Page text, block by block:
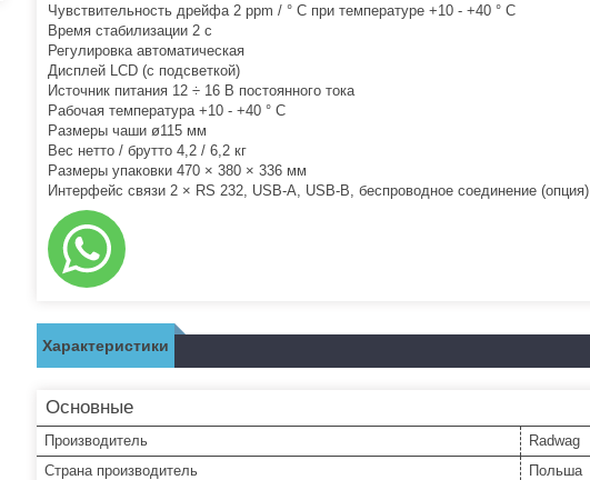
Чувствительность дрейфа 2 ppm / ° C при температуре +10 - +40 ° C
Время стабилизации 2 с
Регулировка автоматическая
Дисплей LCD (с подсветкой)
Источник питания 12 ÷ 16 В постоянного тока
Рабочая температура +10 - +40 ° C
Размеры чаши ø115 мм
Вес нетто / брутто 4,2 / 6,2 кг
Размеры упаковки 470 × 380 × 336 мм
Интерфейс связи 2 × RS 232, USB-A, USB-B, беспроводное соединение (опция)
Характеристики
Основные
Производитель
Radwag
Страна производитель
Польша